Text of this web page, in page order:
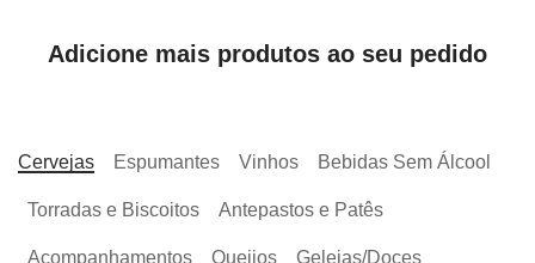
Adicione mais produtos ao seu pedido
Cervejas Espumantes Vinhos Bebidas Sem Álcool
Torradas e Biscoitos Antepastos e Patês
Acompanhamentos Queijos Geleias/Doces